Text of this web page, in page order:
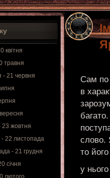
квітня
травня
- 21 червня
23 жовтня
22 листопада
- 21 грудня
січня
лютого
Сам по
в
слово.
то
у